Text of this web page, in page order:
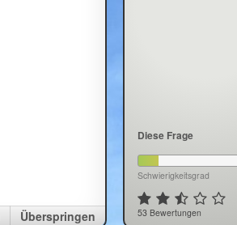
Überspringen
Diese Frage
Schwierigkeitsgrad
53 Bewertungen